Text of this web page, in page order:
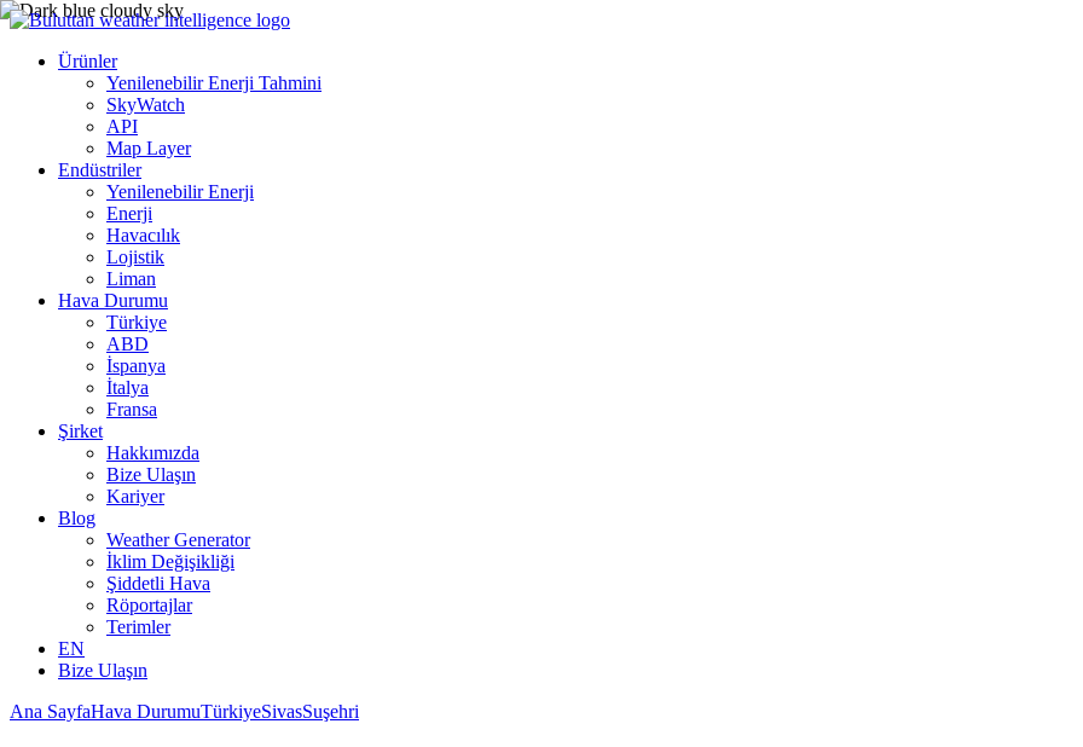
Ürünler
Yenilenebilir Enerji Tahmini
SkyWatch
API
Map Layer
Endüstriler
Yenilenebilir Enerji
Enerji
Havacılık
Lojistik
Liman
Hava Durumu
Türkiye
ABD
İspanya
İtalya
Fransa
Şirket
Hakkımızda
Bize Ulaşın
Kariyer
Blog
Weather Generator
İklim Değişikliği
Şiddetli Hava
Röportajlar
Terimler
EN
Bize Ulaşın
Ana SayfaHava DurumuTürkiyeSivasSuşehri